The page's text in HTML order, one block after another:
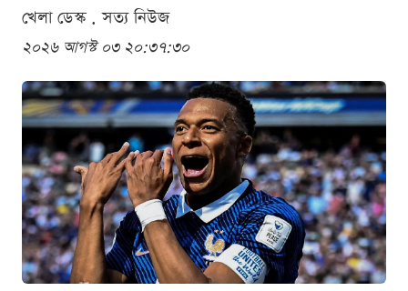
খেলা ডেস্ক . সত্য নিউজ
২০২৬ আগস্ট ০৩ ২০:৩৭:৩০